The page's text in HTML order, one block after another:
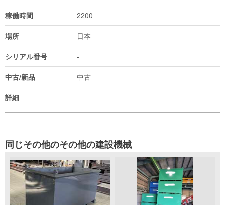
稼働時間 2200
場所 日本
シリアル番号 -
中古/新品 中古
詳細
同じその他のその他の建設機械